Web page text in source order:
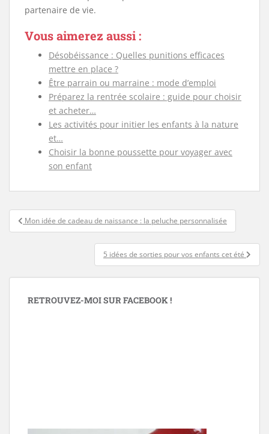
partenaire de vie.
Vous aimerez aussi :
Désobéissance : Quelles punitions efficaces
mettre en place ?
Être parrain ou marraine : mode d’emploi
Préparez la rentrée scolaire : guide pour choisir
et acheter…
Les activités pour initier les enfants à la nature
et…
Choisir la bonne poussette pour voyager avec
son enfant
Navigation
de
Mon idée de cadeau de naissance : la peluche personnalisée
5 idées de sorties pour vos enfants cet été
RETROUVEZ-MOI SUR FACEBOOK !